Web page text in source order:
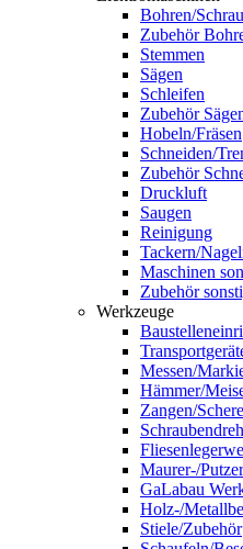
Bohren/
Zubehör
Stemmen
Sägen
Schleifen
Zubehör
Hobeln/Fräsen
Schneiden/
Zubehör
Druckluft
Saugen
Reinigung
Tackern/
Maschinen
Zubehör
Werkzeuge
Messen/
Hämmer/
Zangen/
Maurer-/
GaLabau
Holz-/
Stiele/Zubehör